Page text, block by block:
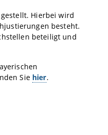
Hierbei wird
besteht.
beteiligt und
Sie hier.